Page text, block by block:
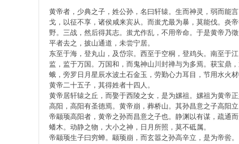
黄帝者，少典之子，姓公孙，名曰轩辕。生而神灵，弱而能
戈，以征不享，诸侯咸来宾从。而蚩尤最为暴，莫能伐。炎
野。三战，然后得其志。蚩尤作乱，不用帝命。于是黄帝乃
平者去之，披山通道，未尝宁居。
东至于海，登丸山，及岱宗。西至于空桐，登鸡头。南至于
监，监于万国。万国和，而鬼神山川封禅与为多焉。获宝鼎
蛾，旁罗日月星辰水波土石金玉，劳勤心力耳目，节用水火
黄帝二十五子，其得姓者十四人。
黄帝居轩辕之丘，而娶于西陵之女，是为嫘祖。嫘祖为黄帝
高阳，高阳有圣德焉。黄帝崩，葬桥山。其孙昌意之子高阳立
帝颛顼高阳者，黄帝之孙而昌意之子也。静渊以有谋，疏通
蟠木。动静之物，大小之神，日月所照，莫不砥属。
帝颛顼生子曰穷蝉。颛顼崩，而玄嚣之孙高辛立，是为帝喾。